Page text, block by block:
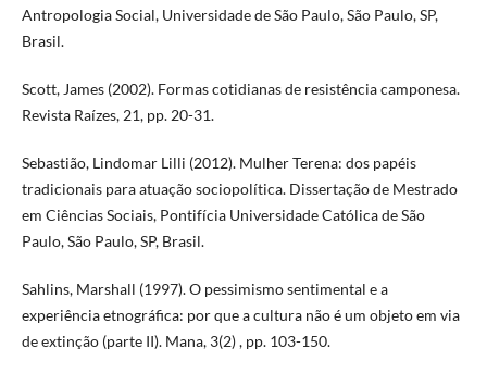
Antropologia Social, Universidade de São Paulo, São Paulo, SP,
Brasil.
Scott, James (2002). Formas cotidianas de resistência camponesa.
Revista Raízes, 21, pp. 20-31.
Sebastião, Lindomar Lilli (2012). Mulher Terena: dos papéis
tradicionais para atuação sociopolítica. Dissertação de Mestrado
em Ciências Sociais, Pontifícia Universidade Católica de São
Paulo, São Paulo, SP, Brasil.
Sahlins, Marshall (1997). O pessimismo sentimental e a
experiência etnográfica: por que a cultura não é um objeto em via
de extinção (parte II). Mana, 3(2) , pp. 103-150.